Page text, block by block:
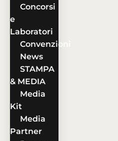
Concorsi
e
Laboratori
Convenzioni
News
STAMPA
& MEDIA
Media
Kit
Media
Partner